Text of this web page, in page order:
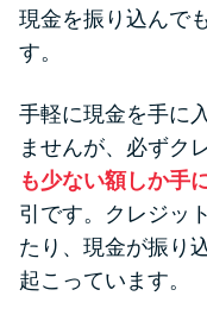
現金を振り込んで
す。
手軽に現金を手に
ませんが、必ずク
も少ない額しか手
引です。クレジッ
たり、現金が振り
起こっています。